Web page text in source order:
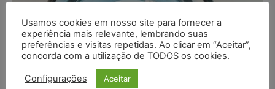
Câmeras com IA
Usamos cookies em nosso site para fornecer a
experiência mais relevante, lembrando suas
preferências e visitas repetidas. Ao clicar em “Aceitar”,
concorda com a utilização de TODOS os cookies.
Configurações Aceitar